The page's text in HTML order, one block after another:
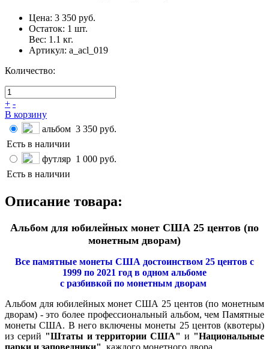
Цена: 3 350 руб.
Остаток: 1 шт.
Вес: 1.1 кг.
Артикул: a_acl_019
Количество:
+ -
В корзину
альбом 3 350 руб.
Есть в наличии
футляр 1 000 руб.
Есть в наличии
Описание товара:
Альбом для юбилейных монет США 25 центов (по
монетным дворам)
Все памятные монеты США достоинством 25 центов с
1999 по 2021 год в одном альбоме
с разбивкой по монетным дворам
Альбом для юбилейных монет США 25 центов (по монетным
дворам) - это более профессиональный альбом, чем Памятные
монеты США. В него включены монеты 25 центов (квотеры)
из серий "Штаты и территории США" и "Национальные
парки и заповедники" , каждого монетного двора.